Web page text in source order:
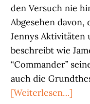
den Versuch nie
Abgesehen davon,
Jennys Aktivitäten
beschreibt wie
“Commander”
auch die
[Weiterlesen…]